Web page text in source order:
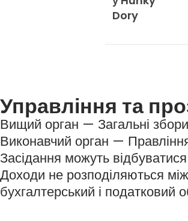
Dory
Управління та
Вищий орган — Загальні
Виконавчий орган —
Засідання можуть
Доходи не розподіляються
бухгалтерський і податковий